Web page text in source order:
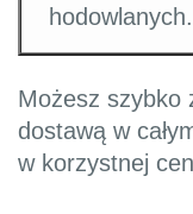
hodowlanych.
Możesz szybko
dostawą w
w korzystnej